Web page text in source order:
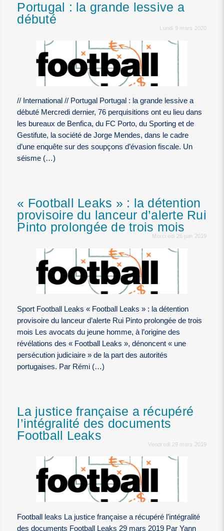
Portugal : la grande lessive a
débuté
Lundi 9 mars 2020
// International // Portugal Portugal : la grande lessive a
débuté Mercredi dernier, 76 perquisitions ont eu lieu dans
les bureaux de Benfica, du FC Porto, du Sporting et de
Gestifute, la société de Jorge Mendes, dans le cadre
d’une enquête sur des soupçons d’évasion fiscale. Un
séisme (…)
« Football Leaks » : la détention
provisoire du lanceur d’alerte Rui
Pinto prolongée de trois mois
Mercredi 26 juin 2019
Sport Football Leaks « Football Leaks » : la détention
provisoire du lanceur d’alerte Rui Pinto prolongée de trois
mois Les avocats du jeune homme, à l’origine des
révélations des « Football Leaks », dénoncent « une
persécution judiciaire » de la part des autorités
portugaises. Par Rémi (…)
La justice française a récupéré
l’intégralité des documents
Football Leaks
Vendredi 29 mars 2019
Football leaks La justice française a récupéré l’intégralité
des documents Football Leaks 29 mars 2019 Par Yann